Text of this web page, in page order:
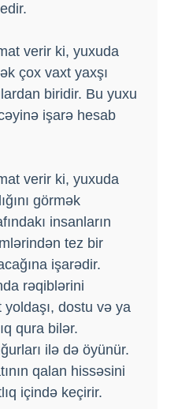
verir ki, yuxuda
çox vaxt yaxşı
biridir. Bu yuxu
işarə hesab
verir ki, yuxuda
görmək
insanların
tez bir
işarədir.
rəqiblərini
yoldaşı, dostu və ya
qura bilər.
ilə də öyünür.
qalan hissəsini
içində keçirir.